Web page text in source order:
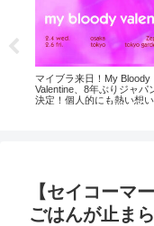
RISANO、EP「5 Emotions
リース。収録曲「毎日が
のMVも。
【セイコーマ
ごはんが止ま